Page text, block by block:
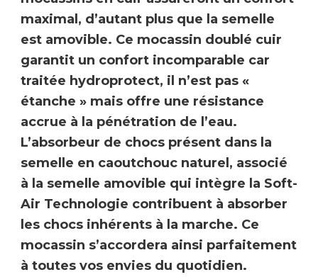
maximal, d’autant plus que la semelle
est amovible. Ce mocassin doublé cuir
garantit un confort incomparable car
traitée hydroprotect, il n’est pas «
étanche » mais offre une résistance
accrue à la pénétration de l’eau.
L’absorbeur de chocs présent dans la
semelle en caoutchouc naturel, associé
à la semelle amovible qui intègre la Soft-
Air Technologie contribuent à absorber
les chocs inhérents à la marche. Ce
mocassin s’accordera ainsi parfaitement
à toutes vos envies du quotidien.